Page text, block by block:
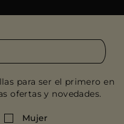
para ser el primero en
ofertas y novedades.
Mujer